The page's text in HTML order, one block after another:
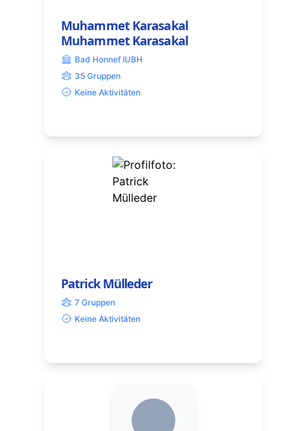
Muhammet Karasakal
Muhammet Karasakal
Bad Honnef IUBH
35 Gruppen
Keine Aktivitäten
Patrick Mülleder
7 Gruppen
Keine Aktivitäten